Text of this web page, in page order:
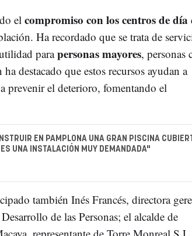
el compromiso con los centros de día
Ha recordado que se trata de
parapersonas mayores, personas
destacado que estos recursos ayudan a
prevenir el deterioro, fomentando el
EN PAMPLONA UNA GRAN PISCINA
UNA INSTALACIÓN MUY DEMANDADA"
también Inés Francés, directora
de las Personas; el alcalde de